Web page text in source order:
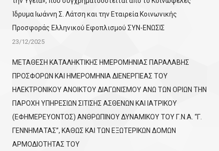
Ίδρυμα Ιωάννη Σ. Λάτση και την Εταιρεία Κοινωνικής
Προσφοράς Ελληνικού Εφοπλισμού ΣΥΝ-ΕΝΩΣΙΣ
23/12/2025
ΜΕΤΑΘΕΣΗ ΚΑΤΑΛΗΚΤΙΚΗΣ ΗΜΕΡΟΜΗΝΙΑΣ ΠΑΡΑΛΑΒΗΣ
ΠΡΟΣΦΟΡΩΝ ΚΑΙ ΗΜΕΡΟΜΗΝΙΑ ΔΙΕΝΕΡΓΙΕΑΣ ΤΟΥ
ΗΛΕΚΤΡΟΝΙΚΟΥ ΑΝΟΙΚΤΟΥ ΔΙΑΓΩΝΙΣΜΟΥ ΑΝΩ ΤΩΝ ΟΡΙΩΝ ΤΗΝ
ΠΑΡΟΧΗ ΥΠΗΡΕΣΙΩΝ ΣΙΤΙΣΗΣ ΑΣΘΕΝΩΝ ΚΑΙ ΙΑΤΡΙΚΟΥ
(ΕΦΗΜΕΡΕΥΟΝΤΟΣ) ΑΝΘΡΩΠΙΝΟΥ ΔΥΝΑΜΙΚΟΥ ΤΟΥ Γ.Ν.Α. “Γ.
ΓΕΝΝΗΜΑΤΑΣ”, ΚΑΘΩΣ ΚΑΙ ΤΩΝ ΕΞΩΤΕΡΙΚΩΝ ΔΟΜΩΝ
ΑΡΜΟΔΙΟΤΗΤΑΣ ΤΟΥ